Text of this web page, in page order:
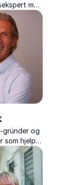
med
gründer og
som hjelper
sterk